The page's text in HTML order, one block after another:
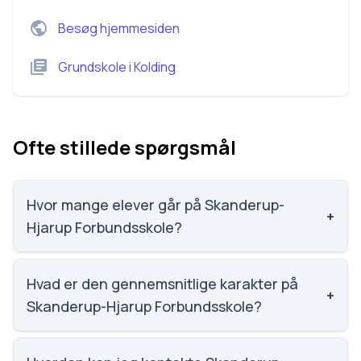
Besøg hjemmesiden
GrundskoleiKolding
Ofte stillede spørgsmål
Hvor mange elever går på Skanderup-
Hjarup Forbundsskole?
+
Skanderup-Hjarup Forbundsskole har 165 elever,
hvilket gør den til nummer 1399 ud af 3143 skoler.
Hvad er den gennemsnitlige karakter på
Skanderup-Hjarup Forbundsskole?
+
Vi har ikke data om karaktergennemsnittet for